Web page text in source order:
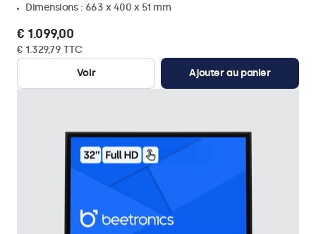
Dimensions : 663 x 400 x 51 mm
€ 1.099,00
€ 1.329,79 TTC
Voir
Ajouter au panier